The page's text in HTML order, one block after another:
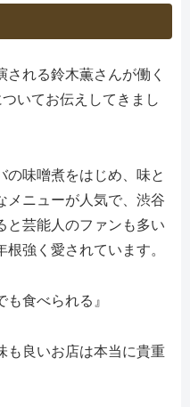
される鈴木薫さんが働く
ついてお伝えしてきまし
の味噌煮をはじめ、味と
メニューが人気で、渋谷
と芸能人のファンも多い
強く愛されています。
も食べられる』
も良いお店は本当に貴重